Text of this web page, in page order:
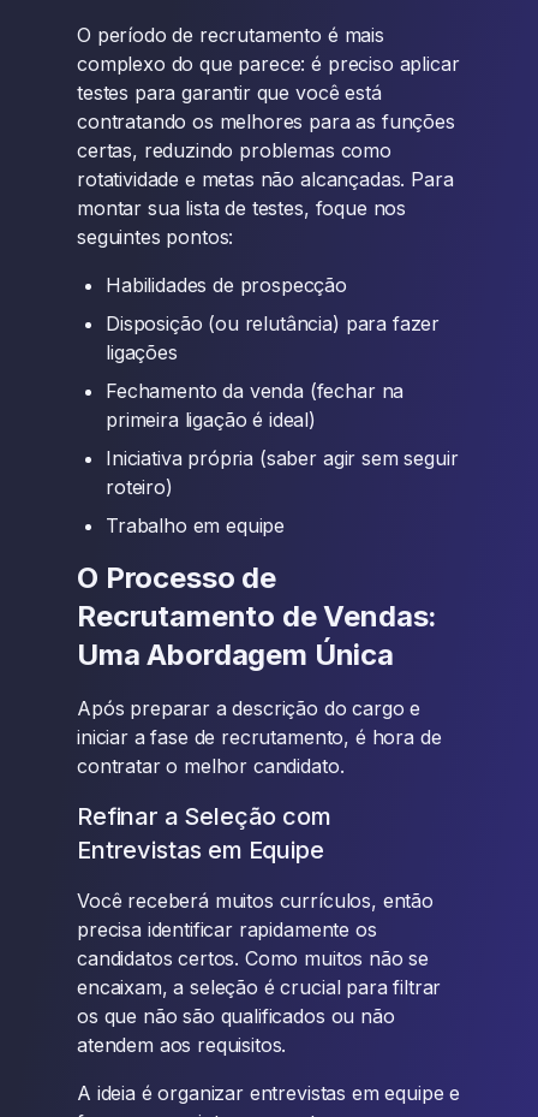
O período de recrutamento é mais
complexo do que parece: é preciso aplicar
testes para garantir que você está
contratando os melhores para as funções
certas, reduzindo problemas como
rotatividade e metas não alcançadas. Para
montar sua lista de testes, foque nos
seguintes pontos:
Habilidades de prospecção
Disposição (ou relutância) para fazer
ligações
Fechamento da venda (fechar na
primeira ligação é ideal)
Iniciativa própria (saber agir sem seguir
roteiro)
Trabalho em equipe
O Processo de
Recrutamento de Vendas:
Uma Abordagem Única
Após preparar a descrição do cargo e
iniciar a fase de recrutamento, é hora de
contratar o melhor candidato.
Refinar a Seleção com
Entrevistas em Equipe
Você receberá muitos currículos, então
precisa identificar rapidamente os
candidatos certos. Como muitos não se
encaixam, a seleção é crucial para filtrar
os que não são qualificados ou não
atendem aos requisitos.
A ideia é organizar entrevistas em equipe e